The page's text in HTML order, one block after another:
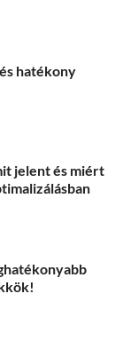
hatékony
jelent és miért